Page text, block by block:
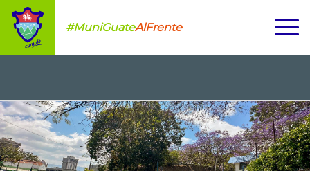
#MuniGuateAlFrente